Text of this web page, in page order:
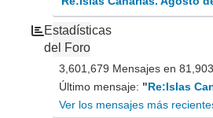
Estadísticas
del Foro
3,601,679 Mensajes en
Último mensaje: "Re:Islas
Ver los mensajes más